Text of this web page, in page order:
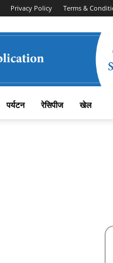
Privacy Policy Terms &
पर्यटन रेसिपीज खेल